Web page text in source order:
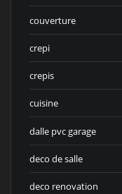
couverture
crepi
crepis
cuisine
dalle pvc garage
deco de salle
deco renovation